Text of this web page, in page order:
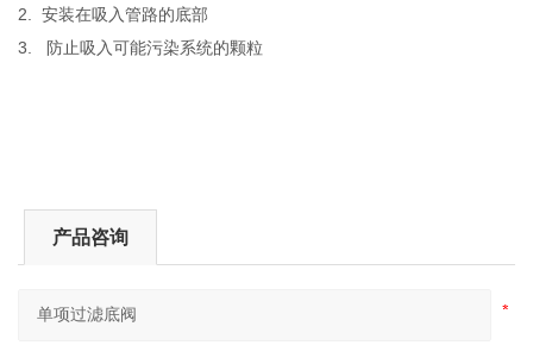
2. 安装在吸入管路的底部
3. 防止吸入可能污染系统的颗粒
产品咨询